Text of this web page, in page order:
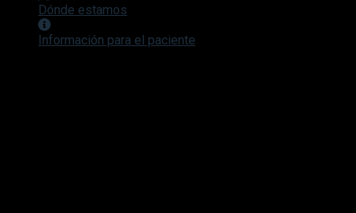
Dónde estamos
Información para el paciente